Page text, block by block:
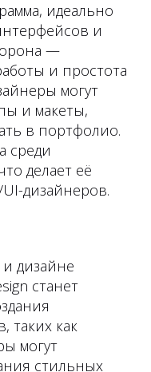
идеально
и
—
и простота
могут
и макеты,
в портфолио.
среди
делает её
дизайнеров.
дизайне
станет
таких как
могут
стильных